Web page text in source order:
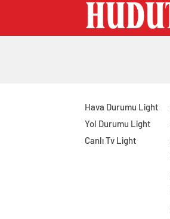
Hava Durumu Light
Yol Durumu Light
Canlı Tv Light